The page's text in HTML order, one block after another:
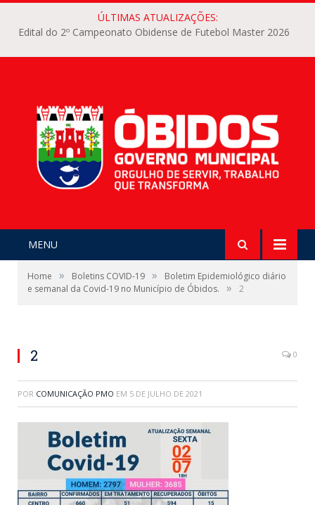
ÚLTIMAS ATUALIZAÇÕES:
Edital do 2º Campeonato Obidense de Futebol Master 2026
MENU
Home » Boletins COVID-19 »
Boletim Epidemiológico diário
e semanal da Covid-19 no Município de Óbidos.
» 2
2 0
POR COMUNICAÇÃO PMO EM 5 DE JULHO DE 2021